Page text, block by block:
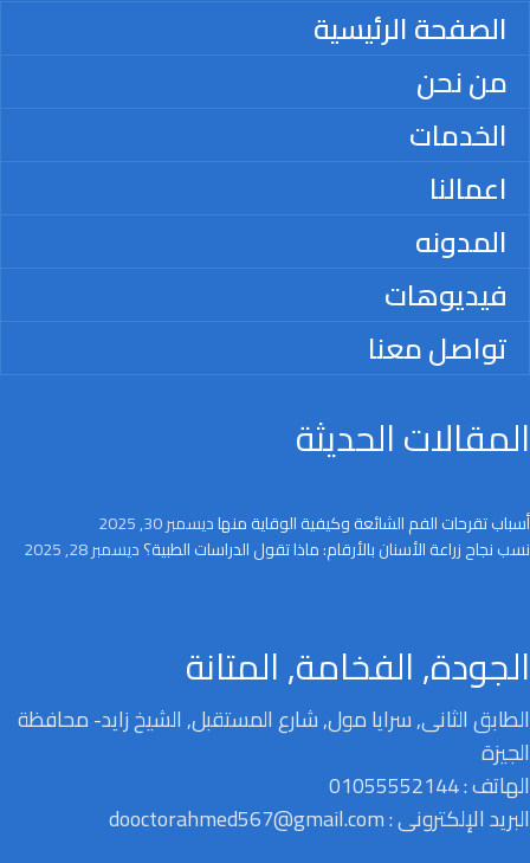
الصفحة الرئيسية
من نحن
الخدمات
اعمالنا
المدونه
فيديوهات
تواصل معنا
المقالات الحديثة
أسباب تقرحات الفم الشائعة وكيفية الوقاية منهاديسمبر 30, 2025
نسب نجاح زراعة الأسنان بالأرقام: ماذا تقول الدراسات الطبية؟ديسمبر 28, 2025
الجودة, الفخامة, المتانة
الطابق الثانى, سرايا مول, شارع المستقبل, الشيخ زايد- محافظة
الجيزة
الهاتف : 01055552144
البريد الإلكترونى : dooctorahmed567@gmail.com